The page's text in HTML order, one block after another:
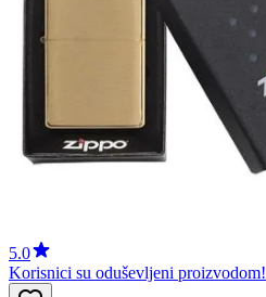
5.0
Korisnici su oduševljeni proizvodom!